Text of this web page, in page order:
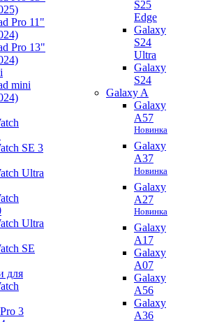
Pro 11"
Pro 13"
mini
SE 3
Ultra
Ultra
SE
для
3
S25
Edge
Galaxy
S24
Ultra
Galaxy
S24
Galaxy A
Galaxy
A57
Новинка
Galaxy
A37
Новинка
Galaxy
A27
Новинка
Galaxy
A17
Galaxy
A07
Galaxy
A56
Galaxy
A36